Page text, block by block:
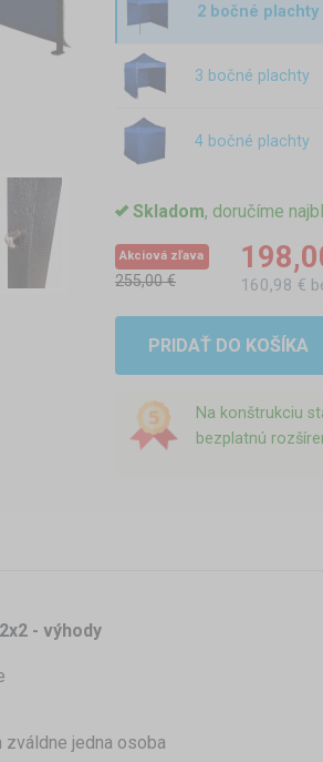
2 bočné plachty
3 bočné plachty
4 bočné plachty
Skladom, doručíme
Akciová zľava
255,00 € 160,98 €
PRIDAŤ DO KOŠÍKA
Na konštrukciu
bezplatnú
- výhody
zváldne jedna osoba